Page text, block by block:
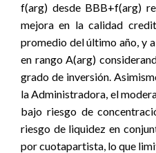
f(arg) desde BBB+f(arg)
mejora en la calidad
promedio del último año, y
en rango A(arg)
grado de inversión.
la Administradora, el
bajo riesgo de
riesgo de liquidez en
por cuotapartista, lo que